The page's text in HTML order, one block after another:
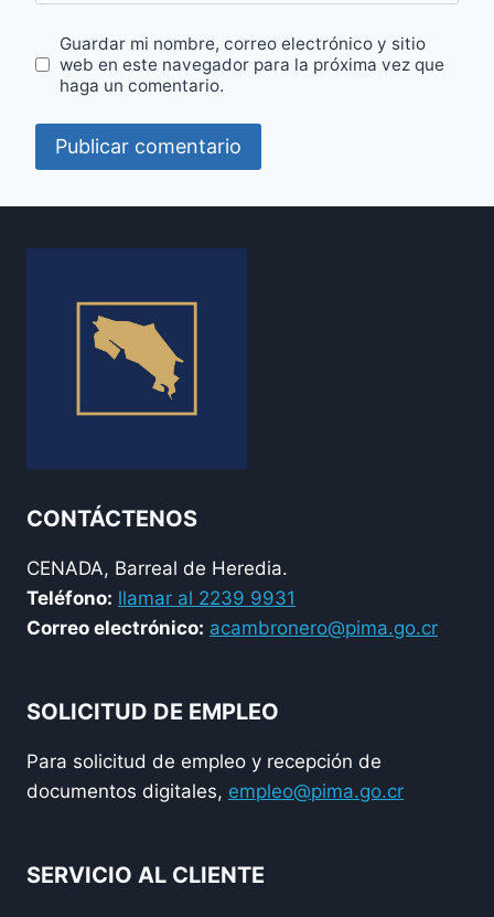
Guardar mi nombre, correo electrónico y sitio
web en este navegador para la próxima vez que
haga un comentario.
CONTÁCTENOS
CENADA, Barreal de Heredia.
Teléfono: llamar al 2239 9931
Correo electrónico: acambronero@pima.go.cr
SOLICITUD DE EMPLEO
Para solicitud de empleo y recepción de
documentos digitales, empleo@pima.go.cr
SERVICIO AL CLIENTE